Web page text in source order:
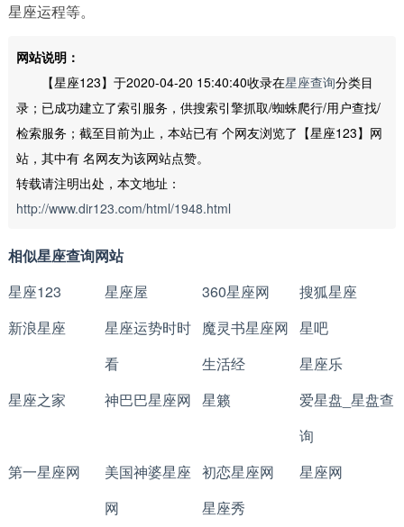
星座运程等。
网站说明：
【星座123】于2020-04-20 15:40:40收录在星座查询分类目
录；已成功建立了索引服务，供搜索引擎抓取/蜘蛛爬行/用户查找/
检索服务；截至目前为止，本站已有 个网友浏览了【星座123】网
站，其中有 名网友为该网站点赞。
转载请注明出处，本文地址：
http://www.dir123.com/html/1948.html
相似星座查询网站
星座123
星座屋 360星座网
搜狐星座
新浪星座
星座运势时时
看
魔灵书星座网 星吧
生活经
星座乐
星座之家
神巴巴星座网 星籁
爱星盘_星盘查
询
第一星座网
美国神婆星座
网
初恋星座网
星座网
星座秀